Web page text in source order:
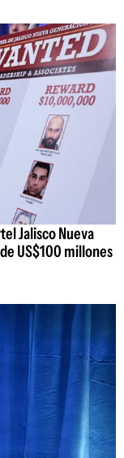
Jalisco Nueva
US$100 millones